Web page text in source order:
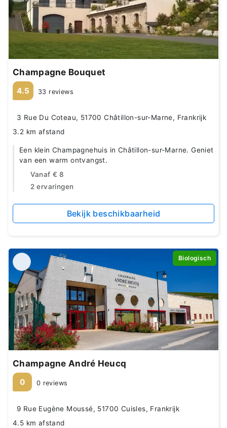
Champagne Bouquet
4.5 33 reviews
3 Rue Du Coteau, 51700 Châtillon-sur-Marne, Frankrijk
3.2 km afstand
Een klein Champagnehuis in Châtillon-sur-Marne. Geniet
van een warm ontvangst.
Vanaf € 8
2 ervaringen
Bekijk beschikbaarheid
Biologisch
Champagne André Heucq
0 0 reviews
9 Rue Eugène Moussé, 51700 Cuisles, Frankrijk
4.5 km afstand